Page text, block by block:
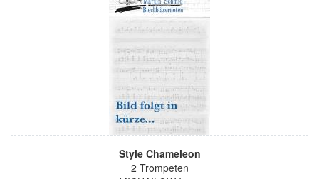
Style Chameleon
2 Trompeten